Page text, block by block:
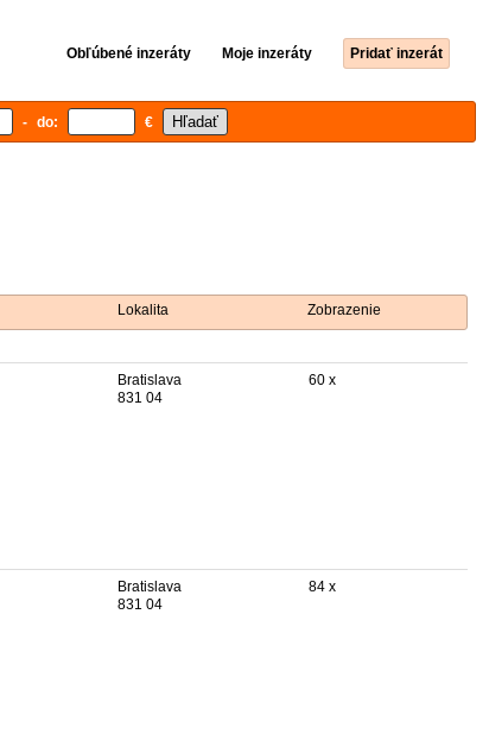
Obľúbené inzeráty Moje inzeráty Pridať inzerát
- do: €
Lokalita Zobrazenie
Bratislava
831 04
60 x
Bratislava
831 04
84 x